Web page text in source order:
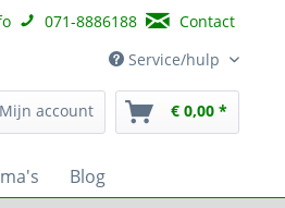
071-8886188
Contact
Service/hulp
Mijn account € 0,00 *
Blog